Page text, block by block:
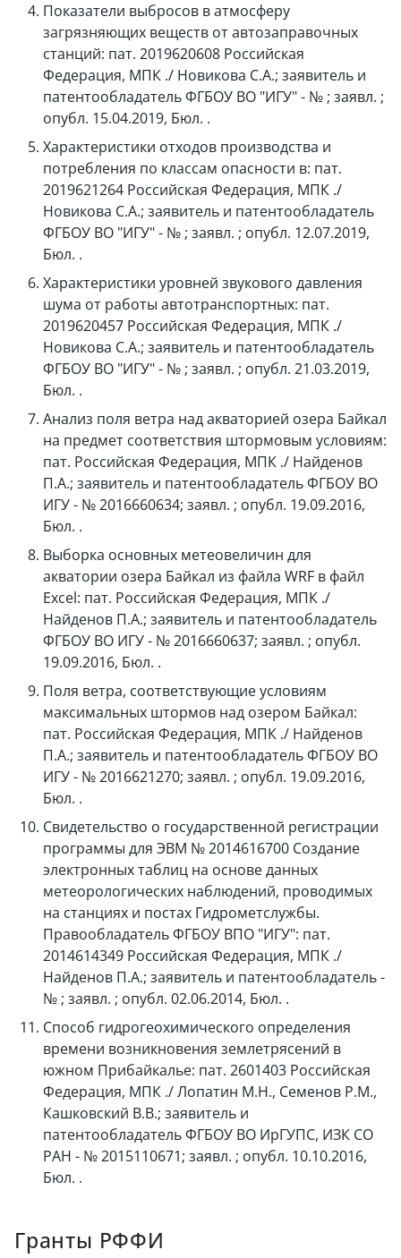
Показатели выбросов в атмосферу
загрязняющих веществ от автозаправочных
станций: пат. 2019620608 Российская
Федерация, МПК ./ Новикова С.А.; заявитель и
патентообладатель ФГБОУ ВО "ИГУ" - № ; заявл. ;
опубл. 15.04.2019, Бюл. .
Характеристики отходов производства и
потребления по классам опасности в: пат.
2019621264 Российская Федерация, МПК ./
Новикова С.А.; заявитель и патентообладатель
ФГБОУ ВО "ИГУ" - № ; заявл. ; опубл. 12.07.2019,
Бюл. .
Характеристики уровней звукового давления
шума от работы автотранспортных: пат.
2019620457 Российская Федерация, МПК ./
Новикова С.А.; заявитель и патентообладатель
ФГБОУ ВО "ИГУ" - № ; заявл. ; опубл. 21.03.2019,
Бюл. .
Анализ поля ветра над акваторией озера Байкал
на предмет соответствия штормовым условиям:
пат. Российская Федерация, МПК ./ Найденов
П.А.; заявитель и патентообладатель ФГБОУ ВО
ИГУ - № 2016660634; заявл. ; опубл. 19.09.2016,
Бюл. .
Выборка основных метеовеличин для
акватории озера Байкал из файла WRF в файл
Excel: пат. Российская Федерация, МПК ./
Найденов П.А.; заявитель и патентообладатель
ФГБОУ ВО ИГУ - № 2016660637; заявл. ; опубл.
19.09.2016, Бюл. .
Поля ветра, соответствующие условиям
максимальных штормов над озером Байкал:
пат. Российская Федерация, МПК ./ Найденов
П.А.; заявитель и патентообладатель ФГБОУ ВО
ИГУ - № 2016621270; заявл. ; опубл. 19.09.2016,
Бюл. .
Свидетельство о государственной регистрации
программы для ЭВМ № 2014616700 Создание
электронных таблиц на основе данных
метеорологических наблюдений, проводимых
на станциях и постах Гидрометслужбы.
Правообладатель ФГБОУ ВПО "ИГУ": пат.
2014614349 Российская Федерация, МПК ./
Найденов П.А.; заявитель и патентообладатель -
№ ; заявл. ; опубл. 02.06.2014, Бюл. .
Способ гидрогеохимического определения
времени возникновения землетрясений в
южном Прибайкалье: пат. 2601403 Российская
Федерация, МПК ./ Лопатин М.Н., Семенов Р.М.,
Кашковский В.В.; заявитель и
патентообладатель ФГБОУ ВО ИрГУПС, ИЗК СО
РАН - № 2015110671; заявл. ; опубл. 10.10.2016,
Бюл. .
Гранты РФФИ